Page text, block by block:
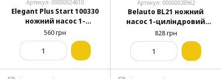
Артикул: 00000024610
Elegant Plus Start 100330
ножний насос 1-
циліндровий 64x140 мм 7
Атм манометр
560 грн
Артикул: 00000028962
Belauto BL21 ножний
насос 1-циліндровий
70x140 мм 7 Атм
манометр адаптери
морозостійкий шланг
828 грн